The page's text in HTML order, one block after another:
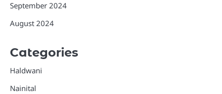
September 2024
August 2024
Categories
Haldwani
Nainital